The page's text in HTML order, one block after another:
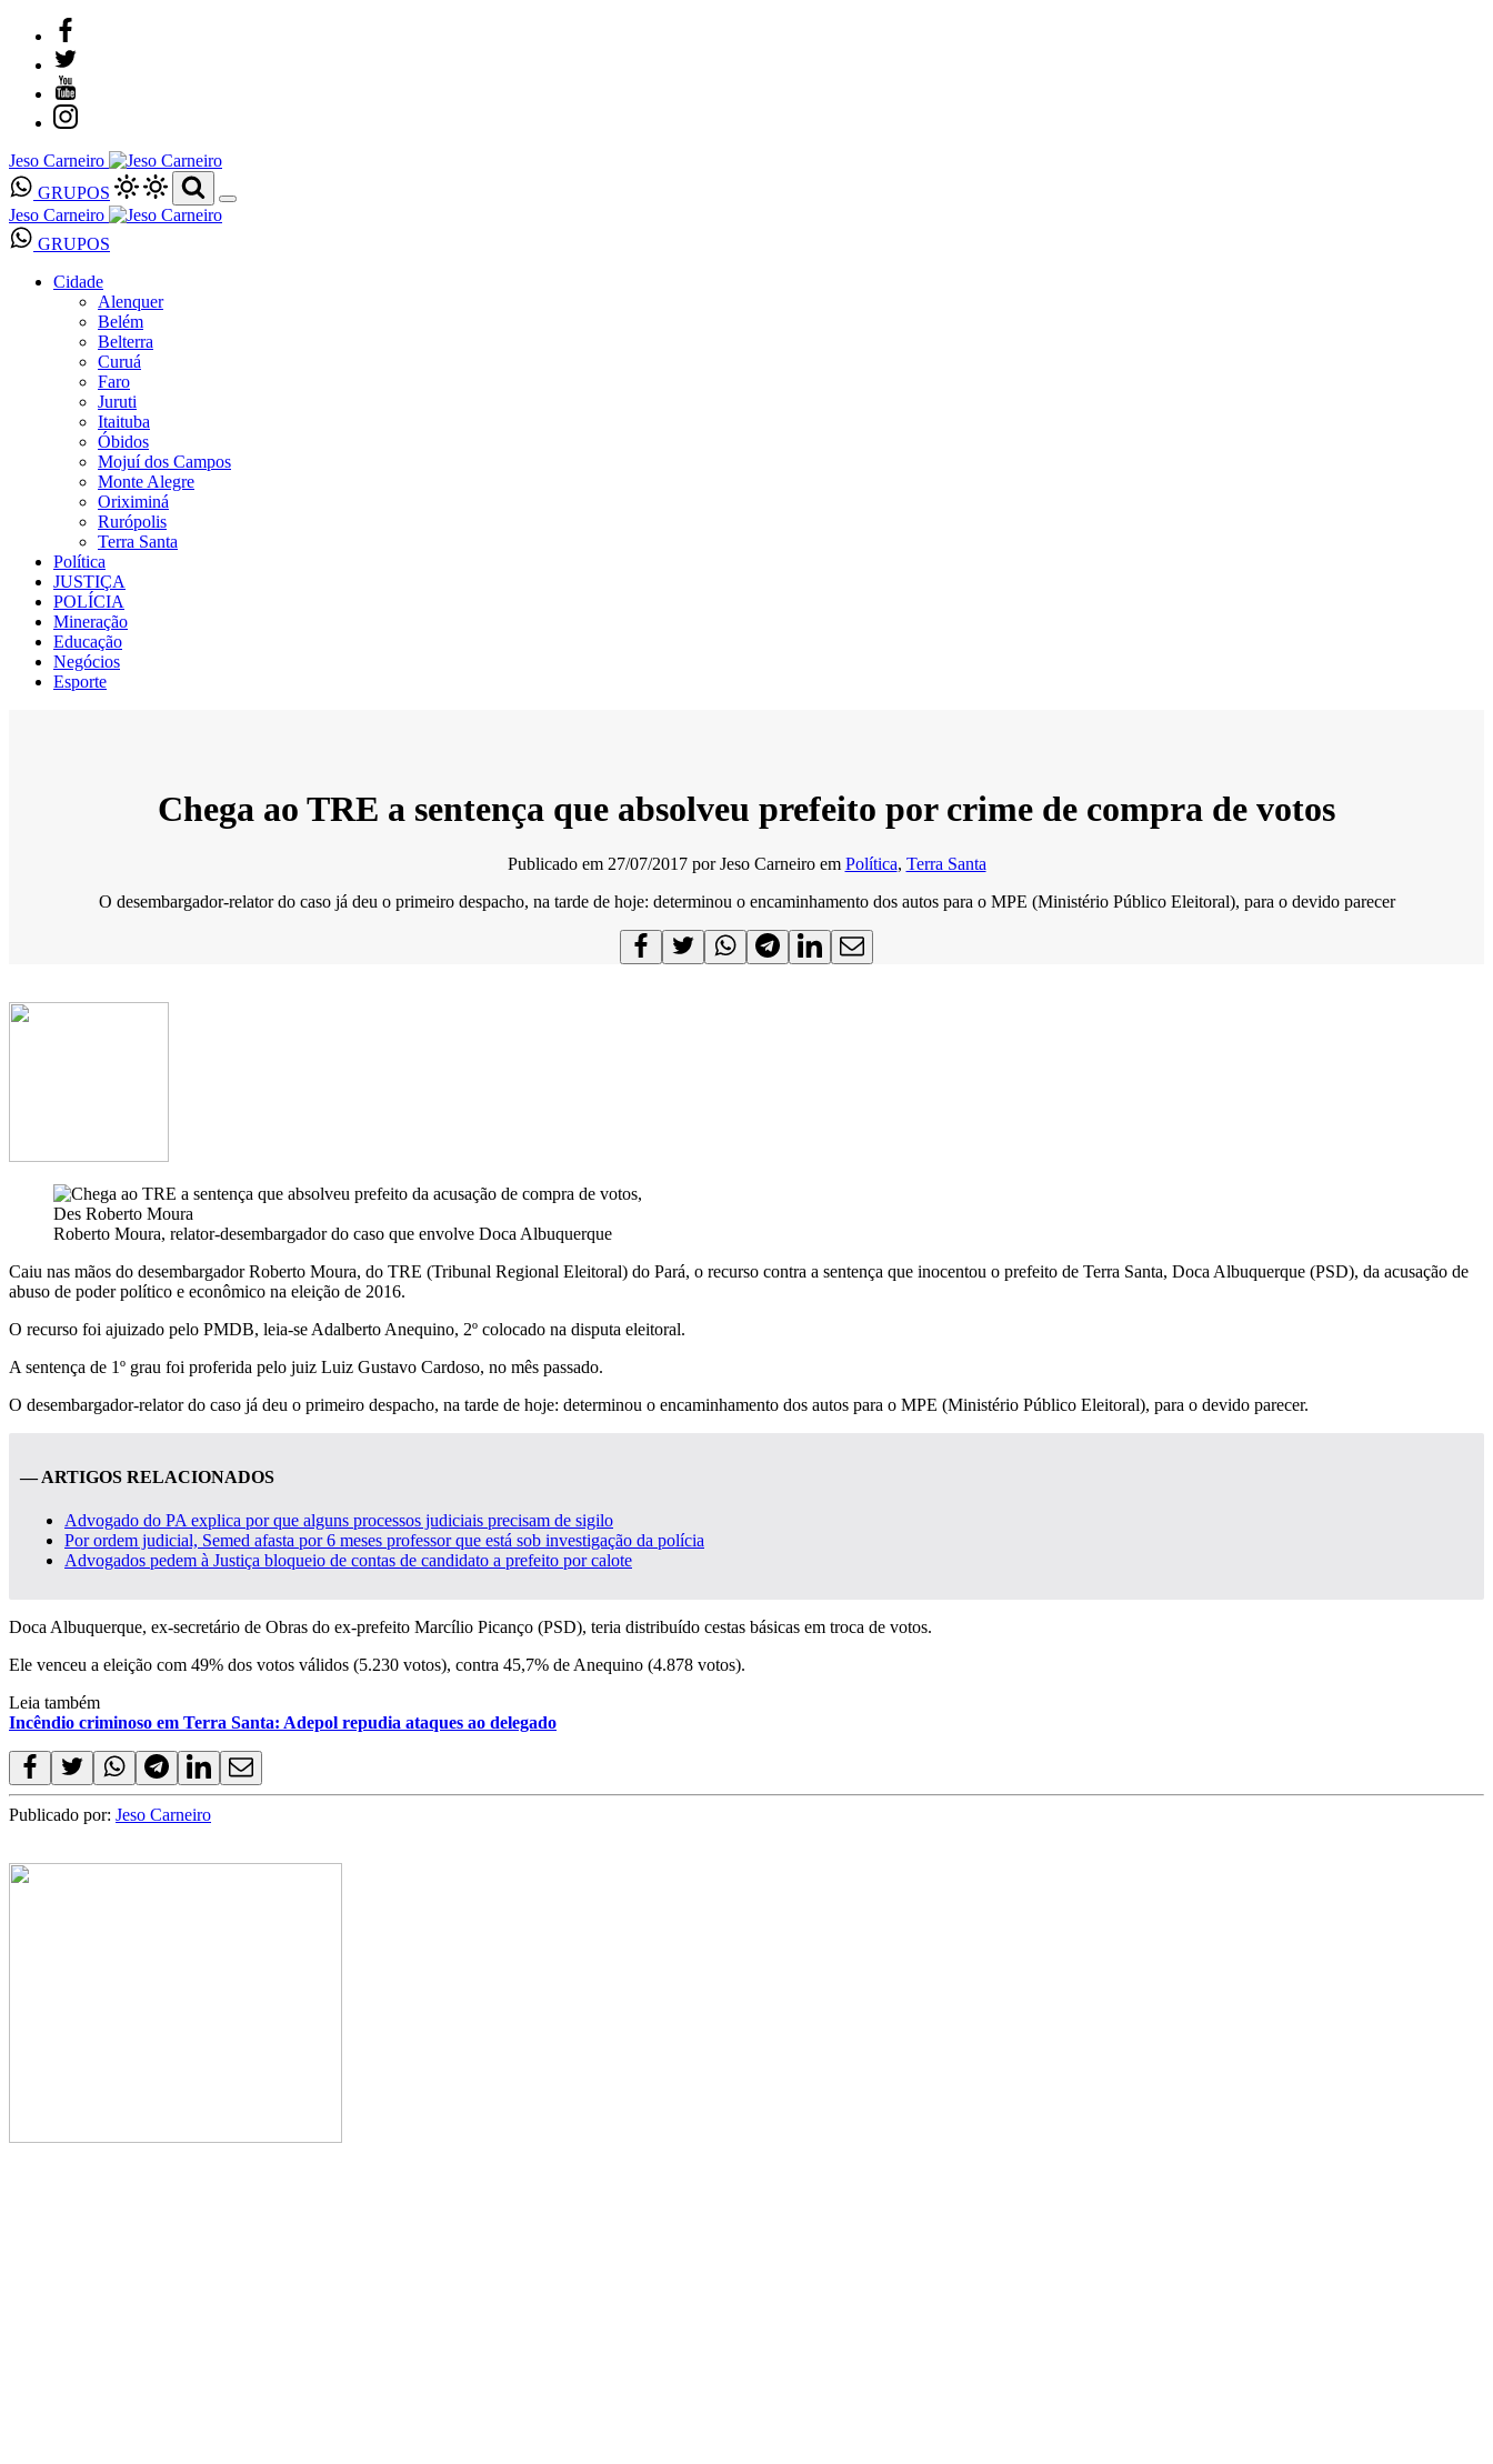
Jeso Carneiro
GRUPOS
Jeso Carneiro
GRUPOS
Cidade
Alenquer
Belém
Belterra
Curuá
Faro
Juruti
Itaituba
Óbidos
Mojuí dos Campos
Monte Alegre
Oriximiná
Rurópolis
Terra Santa
Política
JUSTIÇA
POLÍCIA
Mineração
Educação
Negócios
Esporte
Chega ao TRE a sentença que absolveu prefeito por crime de compra de votos
Publicado em 27/07/2017 porJeso Carneiro em Política, Terra Santa
O desembargador-relator do caso já deu o primeiro despacho, na tarde de hoje: determinou o encaminhamento dos autos para o MPE (Ministério Público Eleitoral), para o devido parecer
Roberto Moura, relator-desembargador do caso que envolve Doca Albuquerque
Caiu nas mãos do desembargador Roberto Moura, do TRE (Tribunal Regional Eleitoral) do Pará, o recurso contra a sentença que inocentou o prefeito de Terra Santa, Doca Albuquerque (PSD), da acusação de
abuso de poder político e econômico na eleição de 2016.
O recurso foi ajuizado pelo PMDB, leia-se Adalberto Anequino, 2º colocado na disputa eleitoral.
A sentença de 1º grau foi proferida pelo juiz Luiz Gustavo Cardoso, no mês passado.
O desembargador-relator do caso já deu o primeiro despacho, na tarde de hoje: determinou o encaminhamento dos autos para o MPE (Ministério Público Eleitoral), para o devido parecer.
— ARTIGOS RELACIONADOS
Advogado do PA explica por que alguns processos judiciais precisam de sigilo
Por ordem judicial, Semed afasta por 6 meses professor que está sob investigação da polícia
Advogados pedem à Justiça bloqueio de contas de candidato a prefeito por calote
Doca Albuquerque, ex-secretário de Obras do ex-prefeito Marcílio Picanço (PSD), teria distribuído cestas básicas em troca de votos.
Ele venceu a eleição com 49% dos votos válidos (5.230 votos), contra 45,7% de Anequino (4.878 votos).
Leia também
Incêndio criminoso em Terra Santa: Adepol repudia ataques ao delegado
Publicado por: Jeso Carneiro